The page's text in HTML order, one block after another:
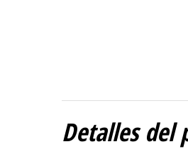
Detalles del